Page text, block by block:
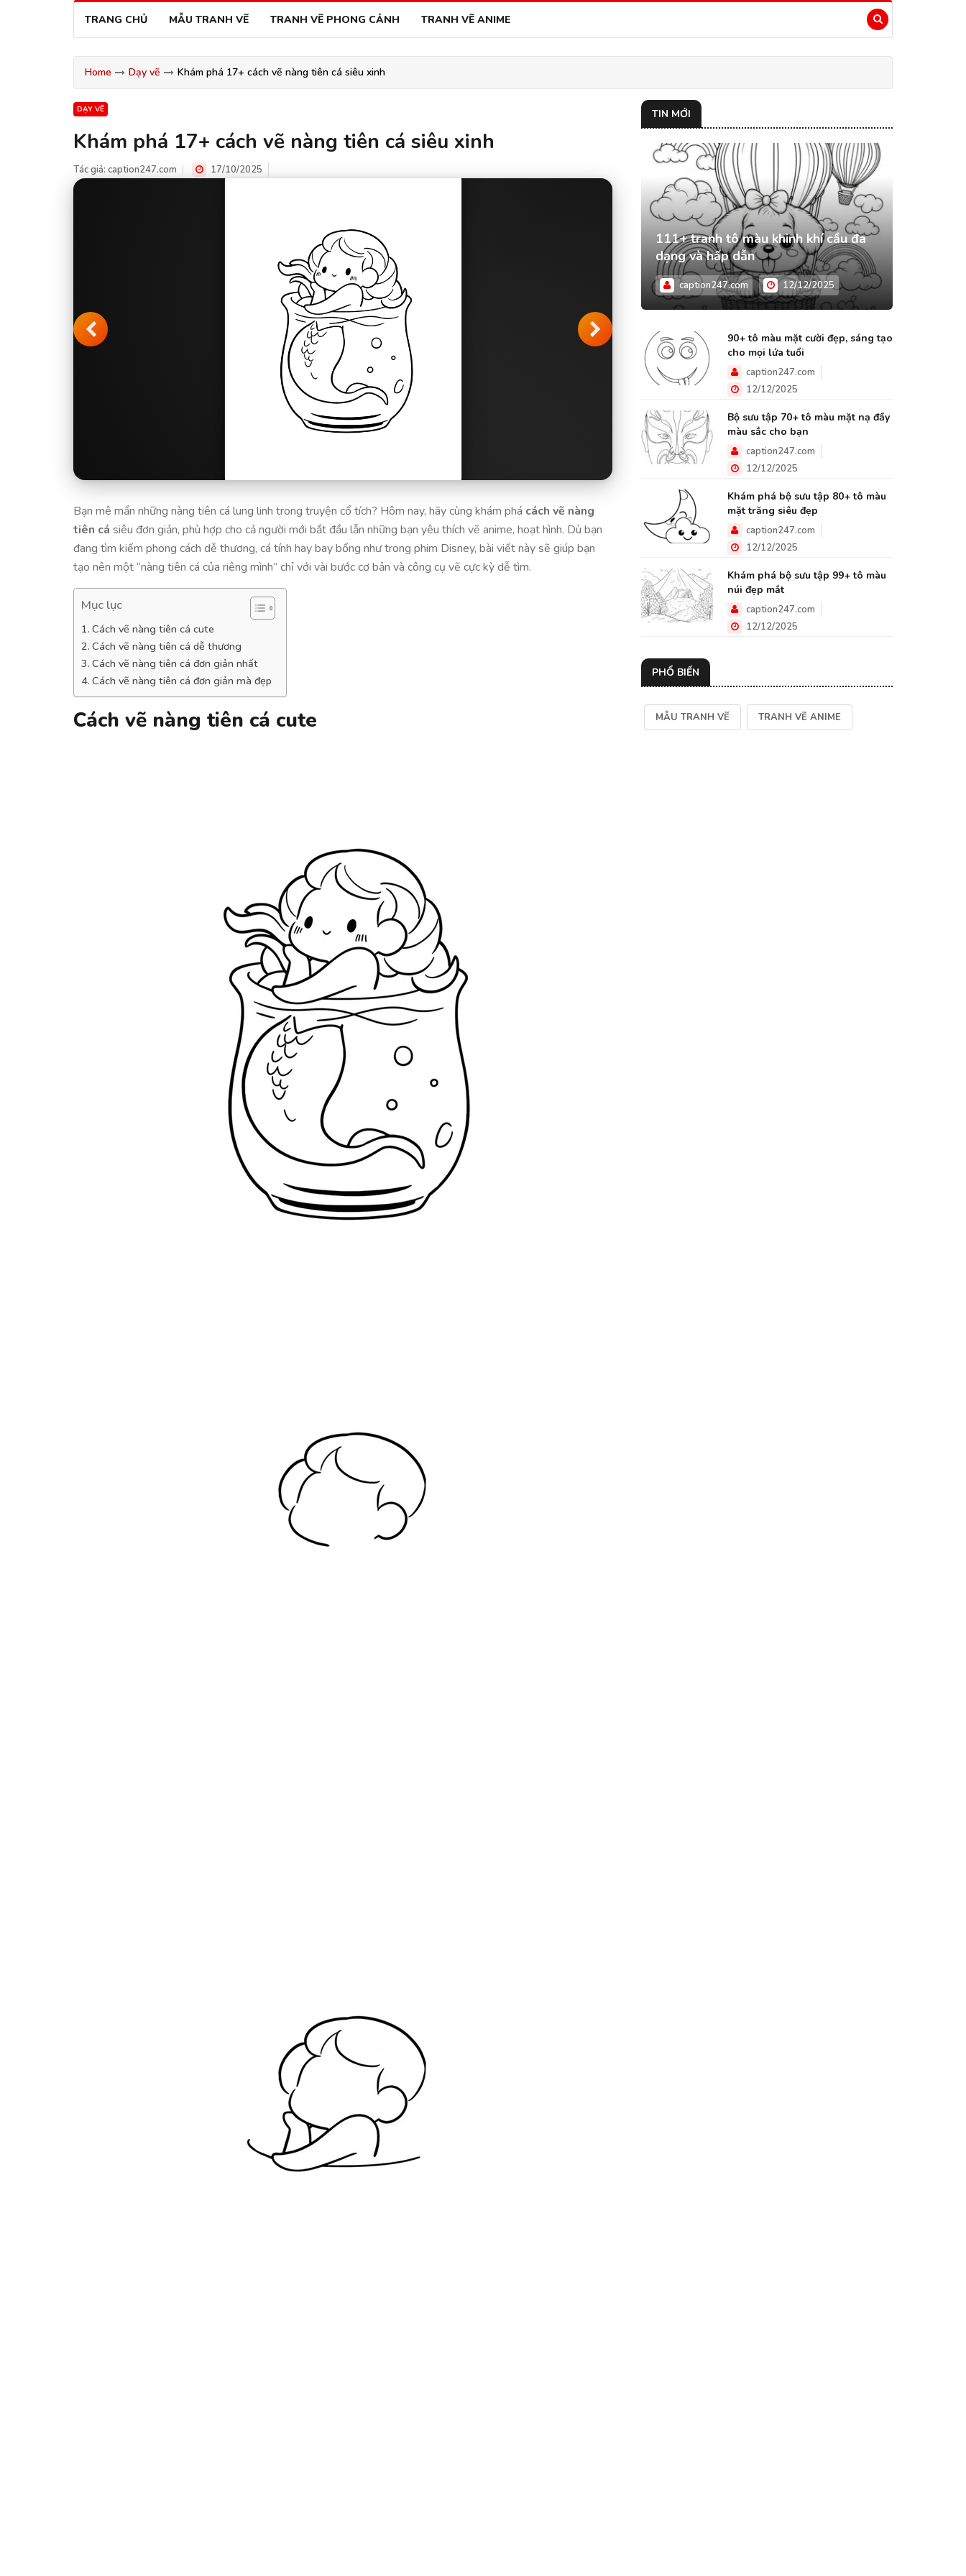
TRANG CHỦ MẪU TRANH VẼ TRANH VẼ PHONG CẢNH TRANH VẼ ANIME
Home Dạy vẽ Khám phá 17+ cách vẽ nàng tiên cá siêu xinh
DẠY VẼ
Khám phá 17+ cách vẽ nàng tiên cá siêu xinh
Tác giả: caption247.com 17/10/2025
Bạn mê mẩn những nàng tiên cá lung linh trong truyện cổ tích? Hôm nay, hãy cùng khám phá cách vẽ nàng
tiên cá siêu đơn giản, phù hợp cho cả người mới bắt đầu lẫn những bạn yêu thích vẽ anime, hoạt hình. Dù bạn
đang tìm kiếm phong cách dễ thương, cá tính hay bay bổng như trong phim Disney, bài viết này sẽ giúp bạn
tạo nên một “nàng tiên cá của riêng mình” chỉ với vài bước cơ bản và công cụ vẽ cực kỳ dễ tìm.
Mục lục
Cách vẽ nàng tiên cá cute
Cách vẽ nàng tiên cá dễ thương
Cách vẽ nàng tiên cá đơn giản nhất
Cách vẽ nàng tiên cá đơn giản mà đẹp
Cách vẽ nàng tiên cá cute
TIN MỚI
111+ tranh tô màu khinh khí cầu đa
dạng và hấp dẫn
caption247.com 12/12/2025
90+ tô màu mặt cười đẹp, sáng tạo
cho mọi lứa tuổi
caption247.com
12/12/2025
Bộ sưu tập 70+ tô màu mặt nạ đầy
màu sắc cho bạn
caption247.com
12/12/2025
Khám phá bộ sưu tập 80+ tô màu
mặt trăng siêu đẹp
caption247.com
12/12/2025
Khám phá bộ sưu tập 99+ tô màu
núi đẹp mắt
caption247.com
12/12/2025
PHỔ BIẾN
MẪU TRANH VẼ TRANH VẼ ANIME